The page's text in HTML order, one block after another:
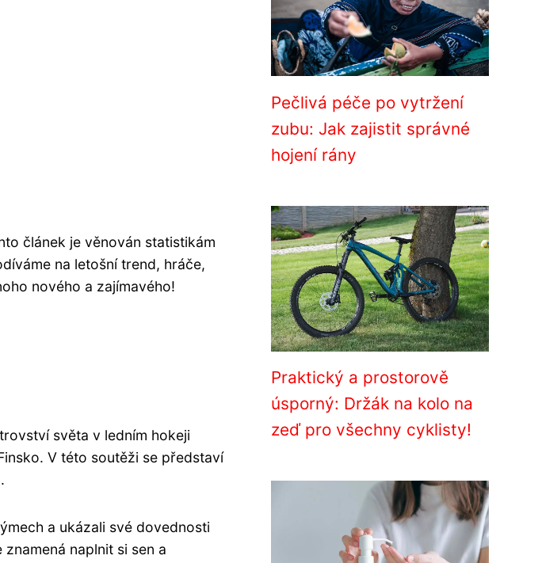
článek je věnován statistikám
na letošní trend, hráče,
nového a zajímavého!
světa v ledním hokeji
V této soutěži se představí
a ukázali své dovednosti
naplnit si sen a
Pečlivá péče po vytržení
zubu: Jak zajistit správné
hojení rány
Praktický a prostorově
úsporný: Držák na kolo na
zeď pro všechny cyklisty!